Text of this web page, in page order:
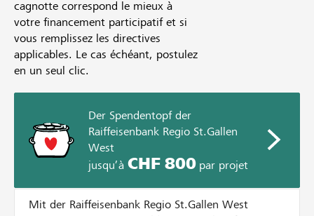
cagnotte correspond le mieux à
votre financement participatif et si
vous remplissez les directives
applicables. Le cas échéant, postulez
en un seul clic.
Der Spendentopf der
Raiffeisenbank Regio St.Gallen
West
jusqu’à CHF 800par projet
Mit der Raiffeisenbank Regio St.Gallen West